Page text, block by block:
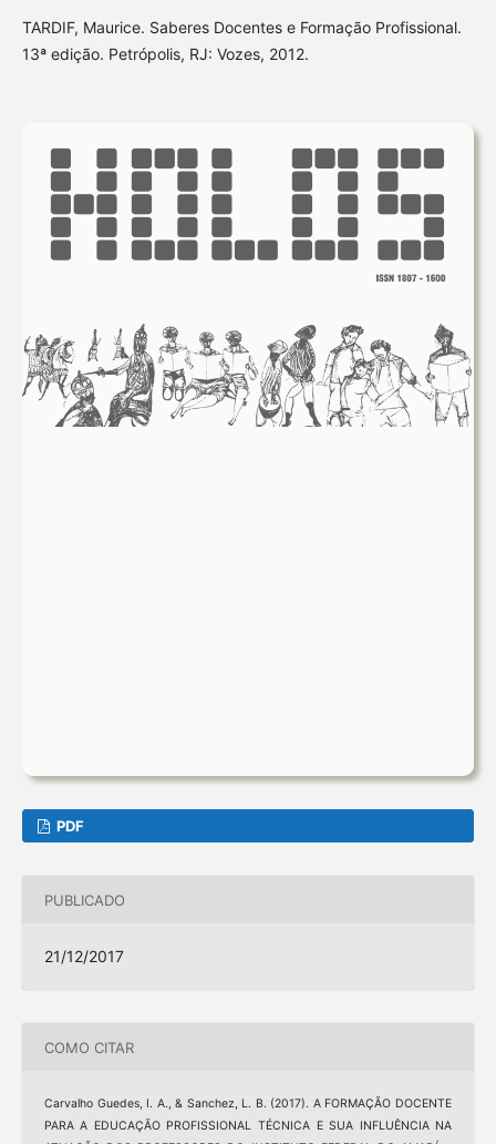
TARDIF, Maurice. Saberes Docentes e Formação Profissional.
13ª edição. Petrópolis, RJ: Vozes, 2012.
PDF
PUBLICADO
21/12/2017
COMO CITAR
Carvalho Guedes, I. A., & Sanchez, L. B. (2017). A FORMAÇÃO DOCENTE
PARA A EDUCAÇÃO PROFISSIONAL TÉCNICA E SUA INFLUÊNCIA NA